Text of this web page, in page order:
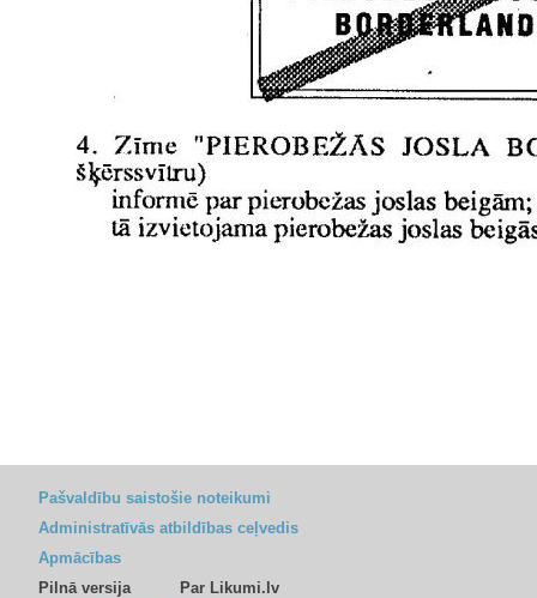
Pašvaldību saistošie noteikumi
Administratīvās atbildības ceļvedis
Apmācības
Pilnā versija
Par Likumi.lv